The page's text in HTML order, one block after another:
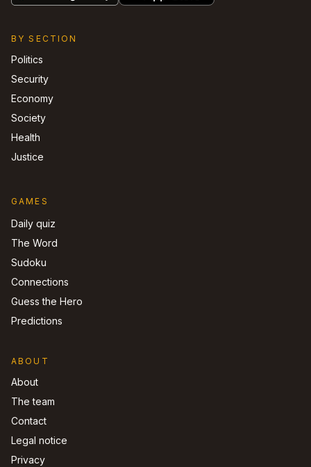
BY SECTION
Politics
Security
Economy
Society
Health
Justice
GAMES
Daily quiz
The Word
Sudoku
Connections
Guess the Hero
Predictions
ABOUT
About
The team
Contact
Legal notice
Privacy